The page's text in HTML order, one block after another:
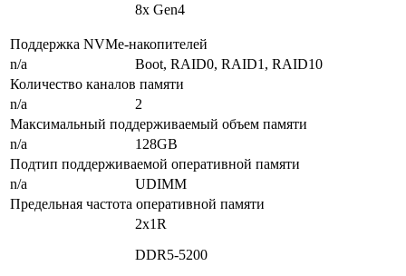
8x Gen4
Поддержка NVMe-накопителей
n/a
Boot, RAID0, RAID1, RAID10
Количество каналов памяти
n/a
2
Максимальный поддерживаемый объем памяти
n/a
128GB
Подтип поддерживаемой оперативной памяти
n/a
UDIMM
Предельная частота оперативной памяти
2x1R
DDR5-5200